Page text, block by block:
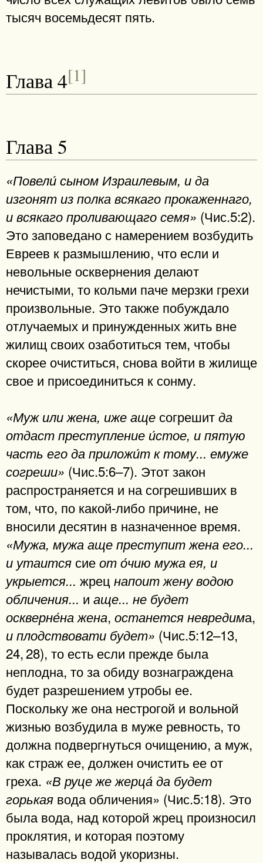
тысяч восемьдесят пять.
Глава 4[1]
Глава 5
«Повели́ сыном Израилевым, и да
изгонят из полка всякаго прокаженнаго,
и всякаго проливающаго семя» (Чис.5:2).
Это заповедано с намерением возбудить
Евреев к размышлению, что если и
невольные осквернения делают
нечистыми, то кольми паче мерзки грехи
произвольные. Это также побуждало
отлучаемых и принужденных жить вне
жилищ своих озаботиться тем, чтобы
скорее очиститься, снова войти в жилище
свое и присоединиться к сонму.
«Муж или жена, иже аще согрешитда
отдаст преступление и́стое, и пятую
часть его да приложи́т к тому... емуже
согреши» (Чис.5:6–7). Этот закон
распространяется и на согрешивших в
том, что, по какой-либо причине, не
вносили десятин в назначенное время.
«Мужа, мужа аще преступит жена его...
и утаится сиеот о́чию мужа ея, и
укрыется... жрец напоит жену водою
обличения... и аще... не будет
оскверне́на жена, останется невредима,
и плодствовати будет» (Чис.5:12–13,
24, 28), то есть если прежде была
неплодна, то за обиду вознаграждена
будет разрешением утробы ее.
Поскольку же она нестрогой и вольной
жизнью возбудила в муже ревность, то
должна подвергнуться очищению, а муж,
как страж ее, должен очистить ее от
греха. «В руце же жерца́ да будет
горькая вода обличения» (Чис.5:18). Это
была вода, над которой жрец произносил
проклятия, и которая поэтому
называлась водой укоризны.